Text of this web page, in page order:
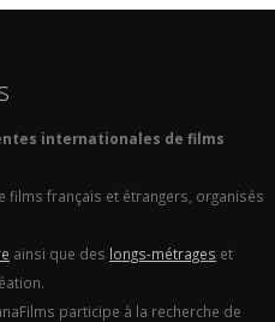
internationales de films
films français et étrangers, organisés
ainsi que des longs-métrages et
participe à la recherche de